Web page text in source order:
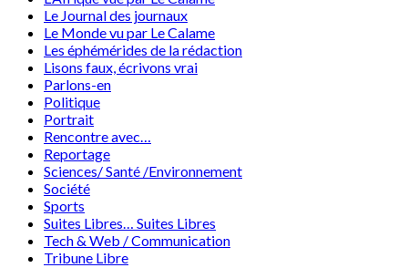
Le Journal des journaux
Le Monde vu par Le Calame
Les éphémérides de la rédaction
Lisons faux, écrivons vrai
Parlons-en
Politique
Portrait
Rencontre avec…
Reportage
Sciences/ Santé /Environnement
Société
Sports
Suites Libres… Suites Libres
Tech & Web / Communication
Tribune Libre